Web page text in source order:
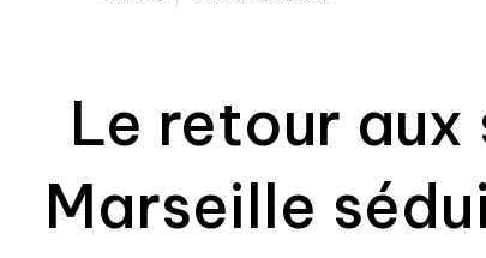
Le retour aux
Marseille